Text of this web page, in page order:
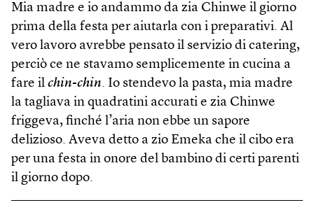
Mia madre e io andammo da zia Chinwe il giorno
prima della festa per aiutarla con i preparativi. Al
vero lavoro avrebbe pensato il servizio di catering,
perciò ce ne stavamo semplicemente in cucina a
fare il chin-chin. Io stendevo la pasta, mia madre
la tagliava in quadratini accurati e zia Chinwe
friggeva, finché l’aria non ebbe un sapore
delizioso. Aveva detto a zio Emeka che il cibo era
per una festa in onore del bambino di certi parenti
il giorno dopo.